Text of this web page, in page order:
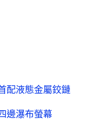
液態金屬鉸鏈
邊瀑布螢幕